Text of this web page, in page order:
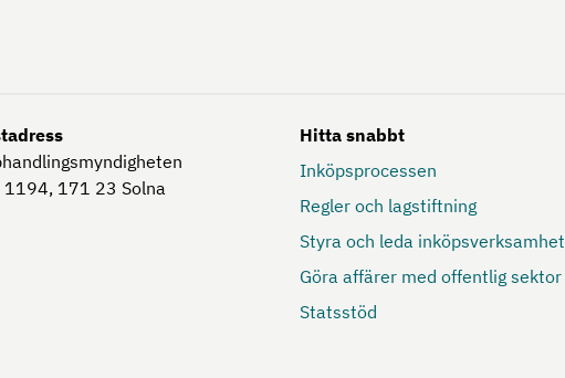
1194, 171 23 Solna
Hitta snabbt
Inköpsprocessen
Regler och lagstiftning
Styra och leda inköpsverksamhet
Göra affärer med offentlig sektor
Statsstöd